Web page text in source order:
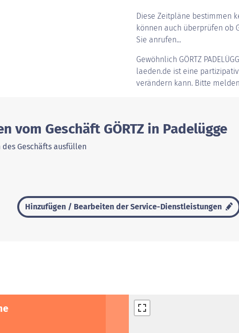
Diese Zeitpläne bestimmen
können auch überprüfen ob
Sie anrufen...
Gewöhnlich GÖRTZ
laeden.de ist eine
verändern kann. Bitte
vom Geschäft GÖRTZ in Padelügge
Geschäfts ausfüllen
Hinzufügen / Bearbeiten der Service-Dienstleistungen